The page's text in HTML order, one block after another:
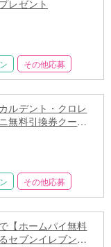
レゼント
その他応募
ルデント・クロレ
無料引換券クーポ
その他応募
【ホームパイ無料
セブンイレブン限